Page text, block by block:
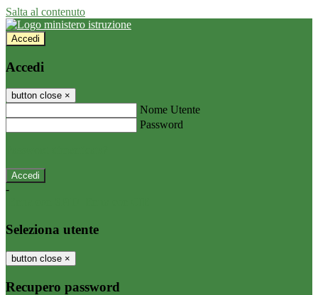
Salta al contenuto
Accedi
Accedi
button close ×
Nome Utente
Password
-
Seleziona utente
button close ×
Recupero password